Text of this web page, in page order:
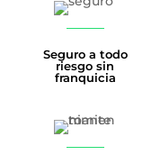
Seguro a todo
riesgo sin
franquicia